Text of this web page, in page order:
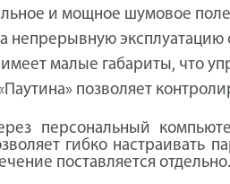
и мощное шумовое
непрерывную
малые габариты, что
позволяет
персональный
гибко настраивать
поставляется отдельно.